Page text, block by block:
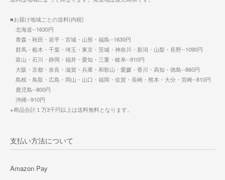
■お届け地域ごとの送料(内税)
北海道--1630円
青森・秋田・岩手・宮城・山形・福島--1630円
群馬・栃木・千葉・埼玉・東京・茨城・神奈川・新潟・山梨・長野--1090円
富山・石川・静岡・福井・愛知・三重・岐阜--910円
大阪・京都・奈良・滋賀・兵庫・和歌山・愛媛・香川・高知・徳島--860円
島根・鳥取・広島・岡山・山口・福岡・佐賀・長崎・熊本・大分・宮崎--810円
鹿児島--800円
沖縄--910円
※商品合計１万3千円以上は送料無料となります。
支払い方法について
Amazon Pay